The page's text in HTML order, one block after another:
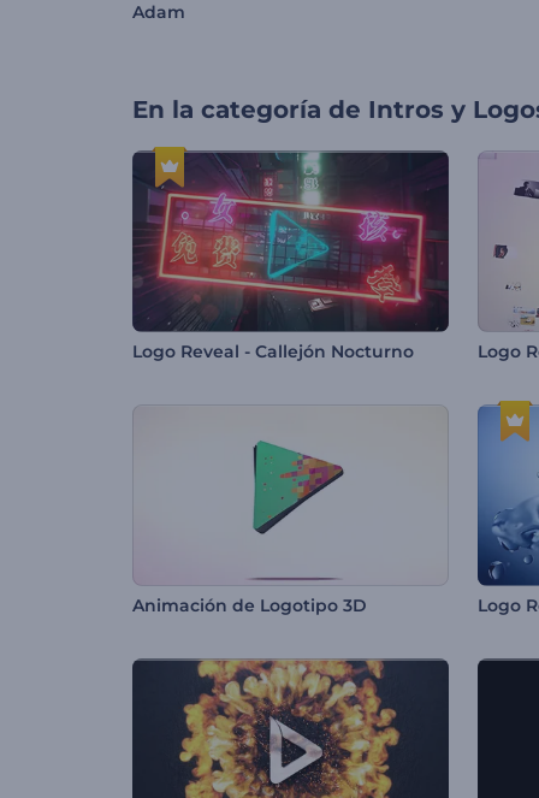
Adam
En la categoría de Intros y
Logo Reveal - Callejón Nocturno
Animación de Logotipo 3D Logo